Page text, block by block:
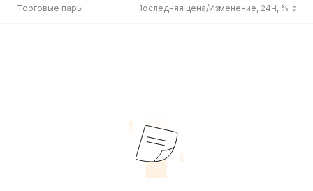
Торговые пары Последняя цена/Изменение, 24Ч, %